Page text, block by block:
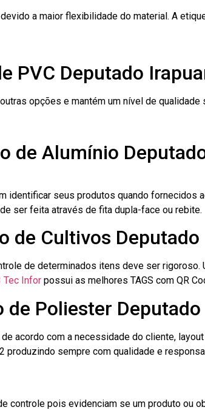
a maior flexibilidade do material. A
PVC Deputado
opções e mantém um nível de qualidade
de Alumínio
identificar seus produtos quando
ser feita através de fita dupla-face ou rebite.
de Cultivos
de determinados itens deve ser
Tec Infor possui as melhores TAGS com QR
Poliester
acordo com a necessidade do cliente,
produzindo sempre com qualidade e
controle pois evidenciam se um produto ou